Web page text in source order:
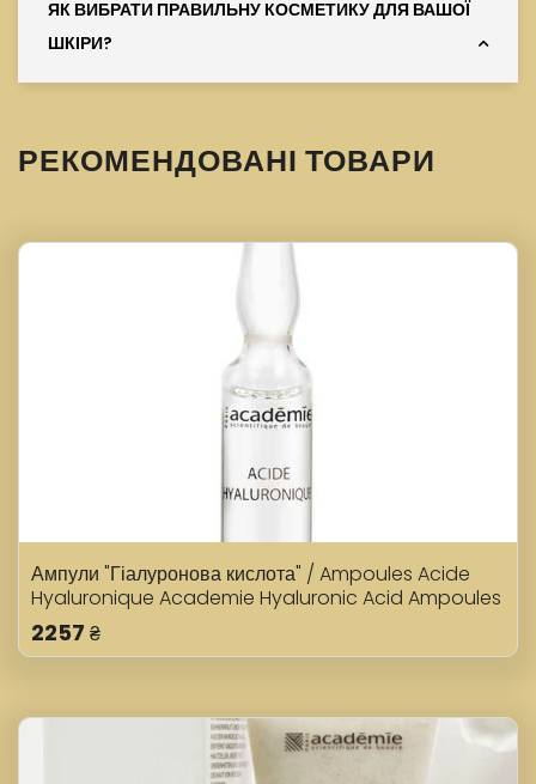
ЯК ВИБРАТИ ПРАВИЛЬНУ КОСМЕТИКУ ДЛЯ ВАШОЇ
ШКІРИ?
РЕКОМЕНДОВАНІ ТОВАРИ
Ампули "Гіалуронова кислота" / Ampoules Acide
Hyaluronique Academie Hyaluronic Acid Ampoules
7шт
2257 ₴